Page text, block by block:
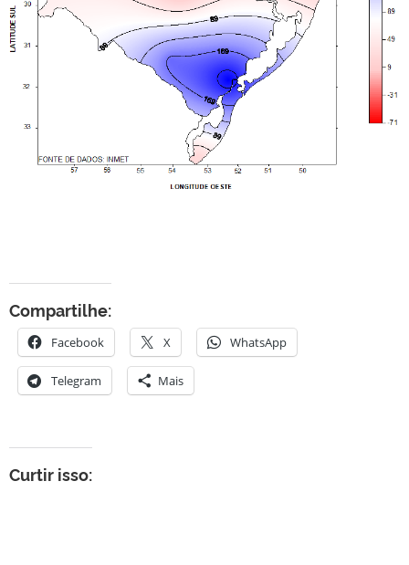
Compartilhe:
Facebook X WhatsApp
Telegram Mais
Curtir isso: